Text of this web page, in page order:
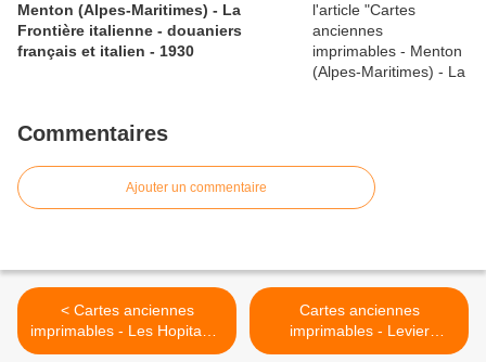
Menton (Alpes-Maritimes) - La
Frontière italienne - douaniers
français et italien - 1930
Commentaires
Ajouter un commentaire
< Cartes anciennes
imprimables - Les Hopitaux-
Neufs (Doubs) - en hiver -
Cartes anciennes
imprimables - Levier
(Doubs) - La place et